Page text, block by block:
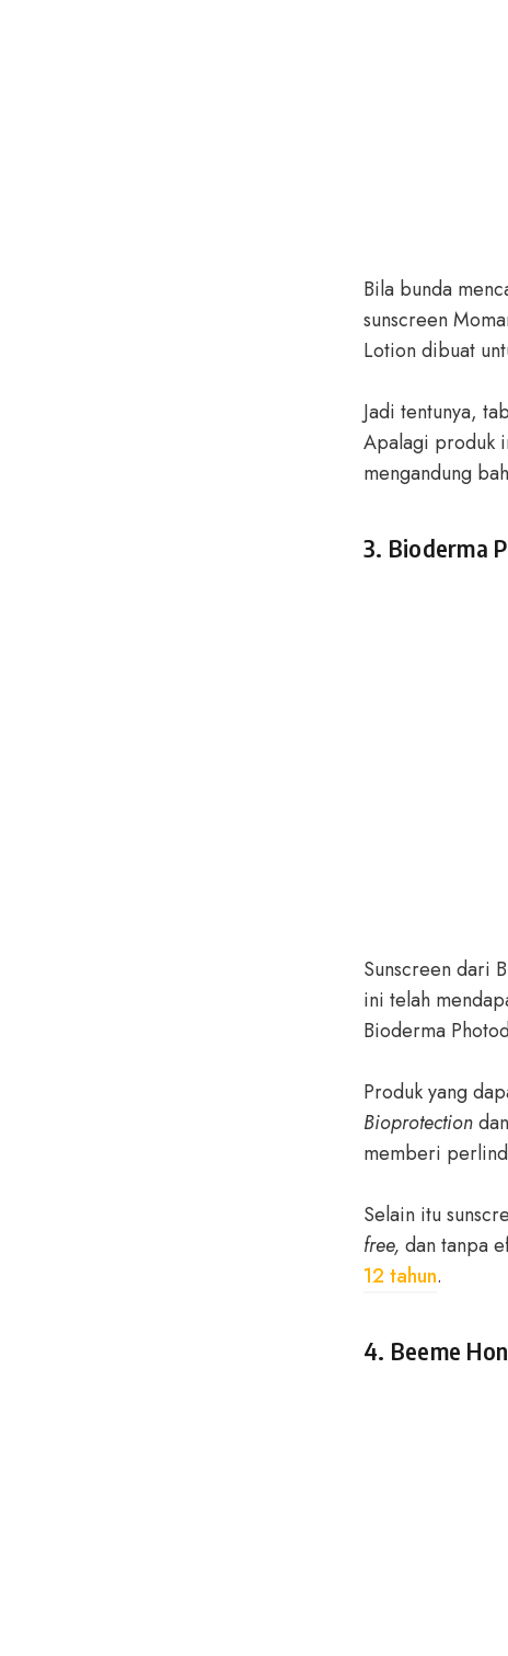
Bila bunda
sunscreen
Lotion dibuat
Jadi tentunya,
Apalagi produk
mengandung
3. Bioderma
Sunscreen dari
ini telah
Bioderma
Produk yang
Bioprotectiondan
memberi
Selain itu
free, dan tanpa
12 tahun.
4. Beeme